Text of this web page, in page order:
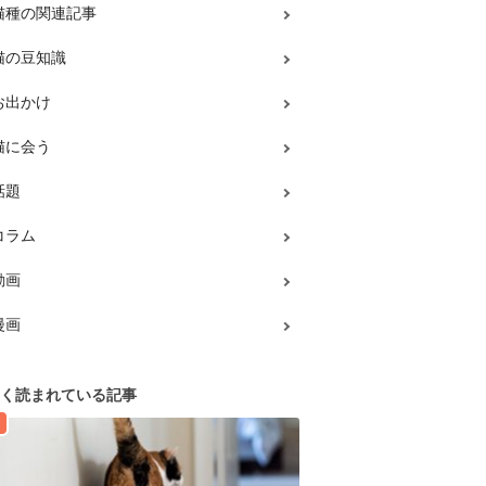
種の関連記事
の豆知識
出かけ
に会う
題
ラム
画
画
読まれている記事